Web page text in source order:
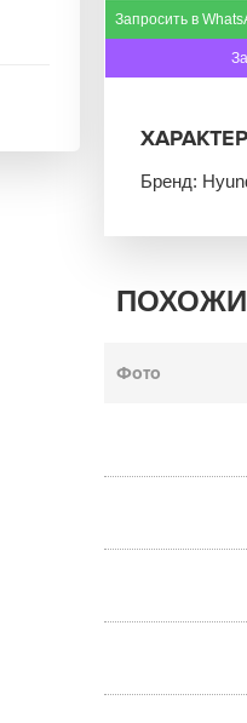
Запросить в
Бренд:
Фото